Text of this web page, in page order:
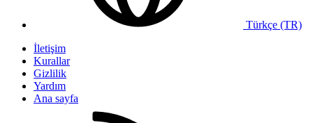
Türkçe (TR)
İletişim
Kurallar
Gizlilik
Yardım
Ana sayfa